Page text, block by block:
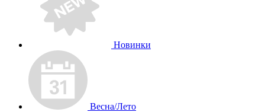
Новинки
Весна/Лето